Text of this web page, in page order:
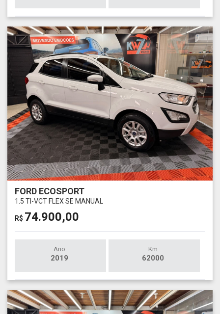
FORD ECOSPORT
1.5 TI-VCT FLEX SE MANUAL
R$ 74.900,00
Ano
2019
Km
62000